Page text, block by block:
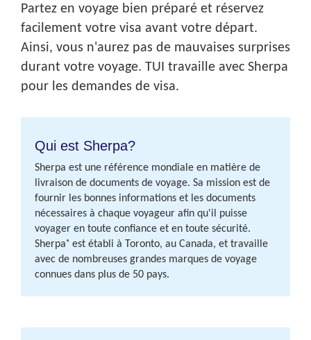
Partez en voyage bien préparé et réservez
facilement votre visa avant votre départ.
Ainsi, vous n'aurez pas de mauvaises surprises
durant votre voyage. TUI travaille avec Sherpa
pour les demandes de visa.
Qui est Sherpa?
Sherpa est une référence mondiale en matière de
livraison de documents de voyage. Sa mission est de
fournir les bonnes informations et les documents
nécessaires à chaque voyageur afin qu'il puisse
voyager en toute confiance et en toute sécurité.
Sherpa˚ est établi à Toronto, au Canada, et travaille
avec de nombreuses grandes marques de voyage
connues dans plus de 50 pays.